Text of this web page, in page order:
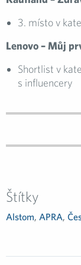
3. místo v
Lenovo – Můj
Shortlist v
s influencery
Štítky
Alstom APRA